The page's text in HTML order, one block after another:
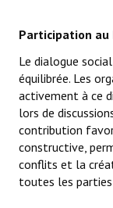
Participation au
Le dialogue
équilibrée. Les
activement à ce
lors de
contribution
constructive,
conflits et la
toutes les parties